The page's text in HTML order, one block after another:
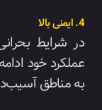
4. ایمنی بالا
در شرایط
عملکرد خود
به مناطق